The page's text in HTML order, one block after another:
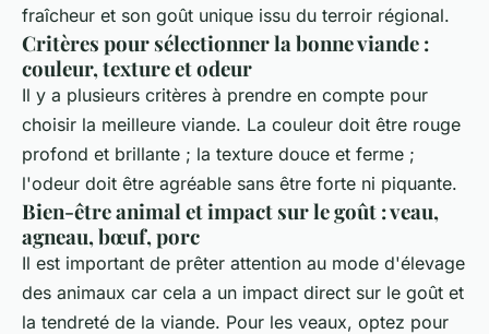
fraîcheur et son goût unique issu du terroir régional.
Critères pour sélectionner la bonne viande :
couleur, texture et odeur
Il y a plusieurs critères à prendre en compte pour
choisir la meilleure viande. La couleur doit être rouge
profond et brillante ; la texture douce et ferme ;
l'odeur doit être agréable sans être forte ni piquante.
Bien-être animal et impact sur le goût : veau,
agneau, bœuf, porc
Il est important de prêter attention au mode d'élevage
des animaux car cela a un impact direct sur le goût et
la tendreté de la viande. Pour les veaux, optez pour